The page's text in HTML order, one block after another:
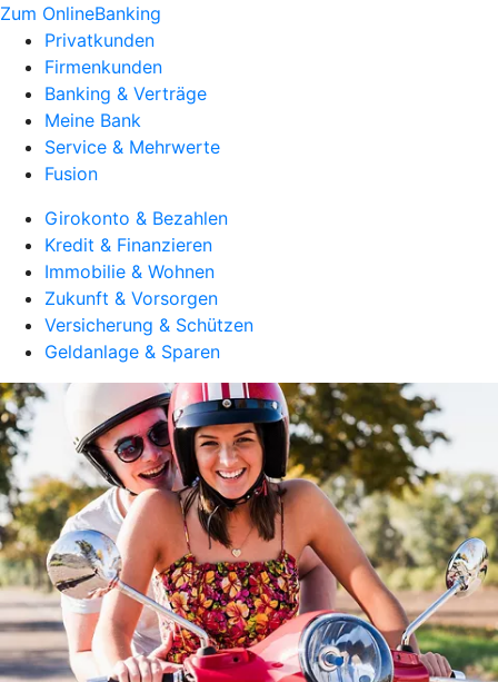
Zum OnlineBanking
Privatkunden
Firmenkunden
Banking & Verträge
Meine Bank
Service & Mehrwerte
Fusion
Girokonto & Bezahlen
Kredit & Finanzieren
Immobilie & Wohnen
Zukunft & Vorsorgen
Versicherung & Schützen
Geldanlage & Sparen